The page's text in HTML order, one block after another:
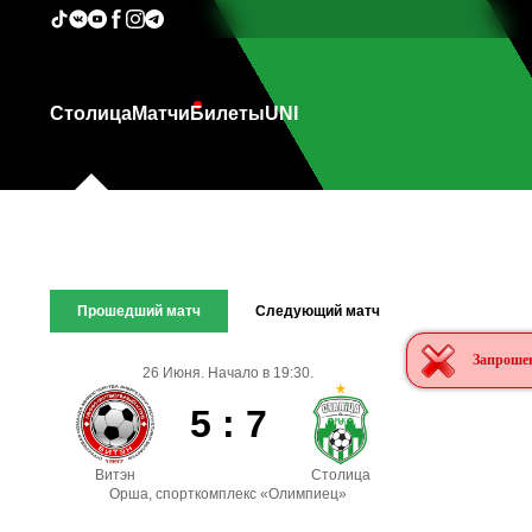
СтолицаМатчи БилетыUNI
Прошедший матч Следующий матч
26 Июня. Начало в 19:30.
5 : 7
Витэн
Столица
Орша, спорткомплекс «Олимпиец»